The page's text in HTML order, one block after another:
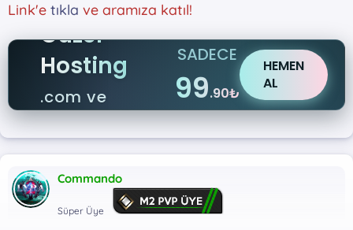
Link'e tıkla ve aramıza katıl!
Güzel
Hosting
.com ve
.net
SADECE
99.90₺
HEMEN
AL
Commando
Süper Üye